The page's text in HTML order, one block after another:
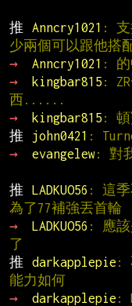
推
Anncry1021 : 支
少兩個可以跟他搭
→
Anncry1021 : 的
→
kingbar815 :
西......
→
kingbar815 : 頓
推
john0421 :
→
evangelew: 對
推
LADKUO56 : 這季
為了77補強丟首輪
→
LADKUO56 : 應該
了
推
darkapplepie :
能力如何
→
darkapplepie :